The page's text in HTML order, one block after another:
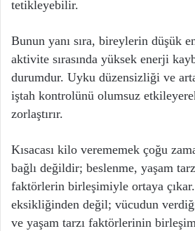
tetikleyebilir.
Bunun yanı sıra, bireylerin düşük
aktivite sırasında yüksek enerji
durumdur. Uyku düzensizliği ve
iştah kontrolünü olumsuz
zorlaştırır.
Kısacası kilo verememek çoğu
bağlı değildir; beslenme, yaşam
faktörlerin birleşimiyle ortaya
eksikliğinden değil; vücudun
ve yaşam tarzı faktörlerinin